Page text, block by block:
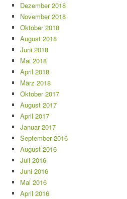
Dezember 2018
November 2018
Oktober 2018
August 2018
Juni 2018
Mai 2018
April 2018
März 2018
Oktober 2017
August 2017
April 2017
Januar 2017
September 2016
August 2016
Juli 2016
Juni 2016
Mai 2016
April 2016